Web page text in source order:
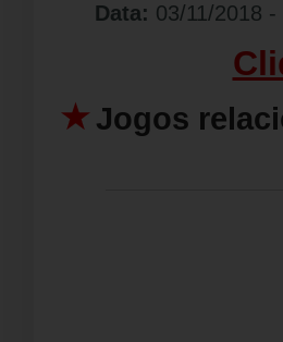
Data: 03/11/2018 -
Jogos